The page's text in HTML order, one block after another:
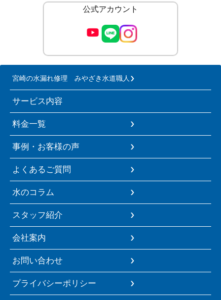
公式アカウント
宮崎の水漏れ修理 みやざき水道職人
サービス内容
料金一覧
事例・お客様の声
よくあるご質問
水のコラム
スタッフ紹介
会社案内
お問い合わせ
プライバシーポリシー